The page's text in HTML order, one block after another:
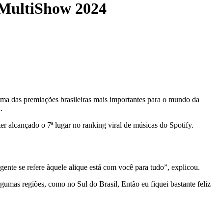
2024
das premiações brasileiras mais importantes para o mundo da
alcançado o 7ª lugar no ranking viral de músicas do Spotify.
se refere àquele alique está com você para tudo”, explicou.
regiões, como no Sul do Brasil, Então eu fiquei bastante feliz